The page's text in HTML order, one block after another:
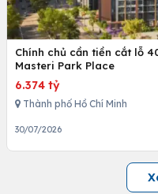
Chính chủ cần tiền cắt lỗ
Masteri Park Place
6.374 tỷ
Thành phố Hồ Chí Minh
30/07/2026